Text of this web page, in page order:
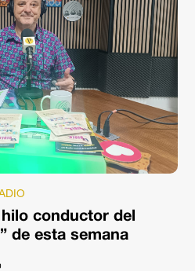
conductor del
de esta semana